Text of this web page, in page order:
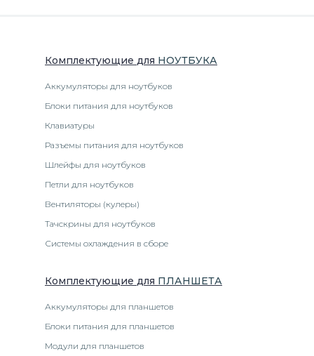
Комплектующие для НОУТБУКА
Аккумуляторы для ноутбуков
Блоки питания для ноутбуков
Клавиатуры
Разъемы питания для ноутбуков
Шлейфы для ноутбуков
Петли для ноутбуков
Вентиляторы (кулеры)
Тачскрины для ноутбуков
Системы охлаждения в сборе
Комплектующие для ПЛАНШЕТА
Аккумуляторы для планшетов
Блоки питания для планшетов
Модули для планшетов